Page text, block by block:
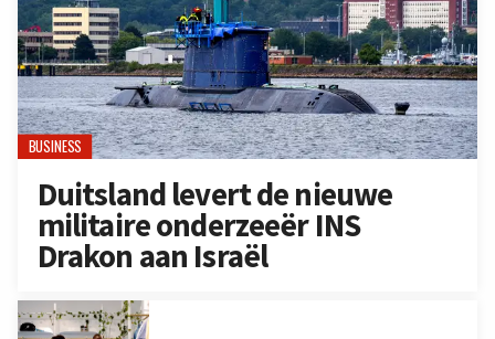
BUSINESS
Duitsland levert de nieuwe
militaire onderzeeër INS
Drakon aan Israël